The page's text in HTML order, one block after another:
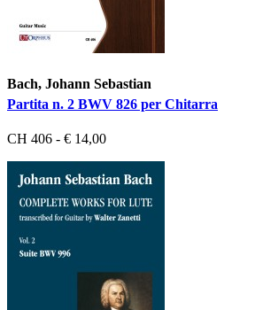
Bach, Johann Sebastian
Partita n. 2 BWV 826 per Chitarra
CH 406 - € 14,00